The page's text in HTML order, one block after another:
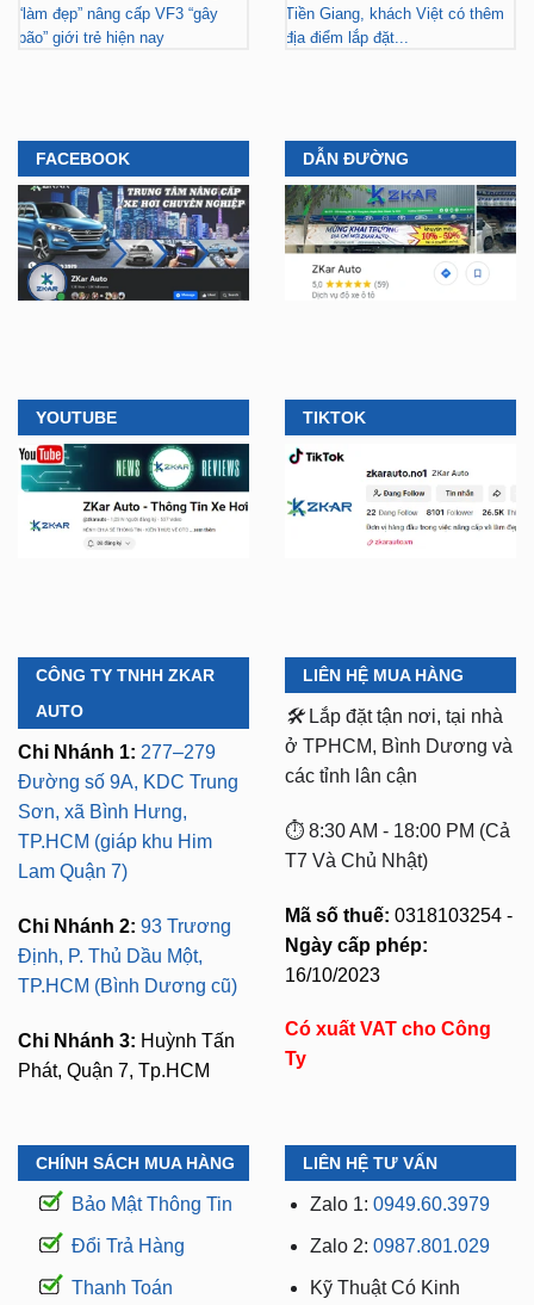
“làm đẹp” nâng cấp VF3 “gây
bão” giới trẻ hiện nay
Tiền Giang, khách Việt có thêm
địa điểm lắp đặt...
FACEBOOK DẪN ĐƯỜNG
YOUTUBE TIKTOK
CÔNG TY TNHH ZKAR
AUTO
Chi Nhánh 1: 277–279
Đường số 9A, KDC Trung
Sơn, xã Bình Hưng,
TP.HCM (giáp khu Him
Lam Quận 7)
Chi Nhánh 2: 93 Trương
Định, P. Thủ Dầu Một,
TP.HCM (Bình Dương cũ)
Chi Nhánh 3: Huỳnh Tấn
Phát, Quận 7, Tp.HCM
LIÊN HỆ MUA HÀNG
🛠️ Lắp đặt tận nơi, tại nhà
ở TPHCM, Bình Dương và
các tỉnh lân cận
⏱️ 8:30 AM - 18:00 PM (Cả
T7 Và Chủ Nhật)
Mã số thuế: 0318103254 -
Ngày cấp phép:
16/10/2023
Có xuất VAT cho Công
Ty
CHÍNH SÁCH MUA HÀNG
Bảo Mật Thông Tin
Đổi Trả Hàng
Thanh Toán
LIÊN HỆ TƯ VẤN
Zalo 1: 0949.60.3979
Zalo 2: 0987.801.029
Kỹ Thuật Có Kinh